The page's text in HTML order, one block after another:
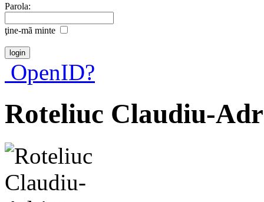
Parola:
ţine-mã minte
OpenID?
Roteliuc Claudiu-